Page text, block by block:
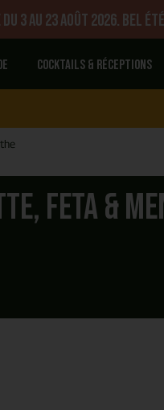
au 23 août 2026. Bel été
Cocktails & réceptions
feta &